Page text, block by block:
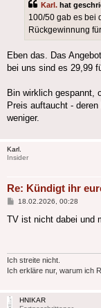
Karl. hat
100/50 gab es bei
Rückgewinnung
Eben das. Das
bei uns sind es 29,99
Bin wirklich gespannt,
Preis auftaucht -
weniger.
Karl.
Insider
Re: Kündigt ihr
Beitrag
18.02.2026, 00:28
TV ist nicht dabei und
Ich streite nicht.
Ich erkläre nur, warum ich
HNIKAR